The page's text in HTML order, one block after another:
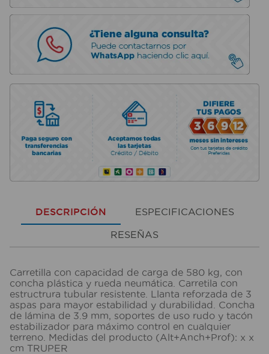
DESCRIPCIÓN ESPECIFICACIONES
RESEÑAS
Carretilla con capacidad de carga de 580 kg, con
concha plástica y rueda neumática. Carretila con
estructrura tubular resistente. Llanta reforzada de 3
aspas para mayor estabilidad y durabilidad. Concha
de lámina de 3.9 mm, soportes de uso rudo y tacón
estabilizador para máximo control en cualquier
terreno. Medidas del producto (Alt+Anch+Prof): x x
cm TRUPER